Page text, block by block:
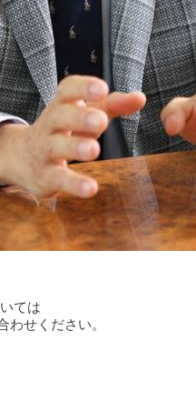
ては
わせください。